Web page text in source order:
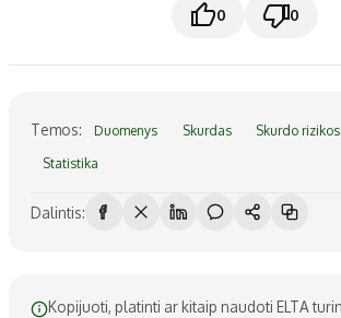
0 0
Temos: Duomenys Skurdas Skurdo
Statistika
Dalintis:
Kopijuoti, platinti ar kitaip naudoti ELTA